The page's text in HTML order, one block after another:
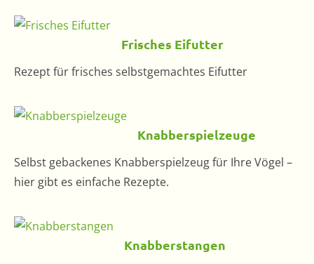
Frisches Eifutter
Rezept für frisches selbstgemachtes Eifutter
Knabberspielzeuge
Selbst gebackenes Knabberspielzeug für Ihre Vögel –
hier gibt es einfache Rezepte.
Knabberstangen